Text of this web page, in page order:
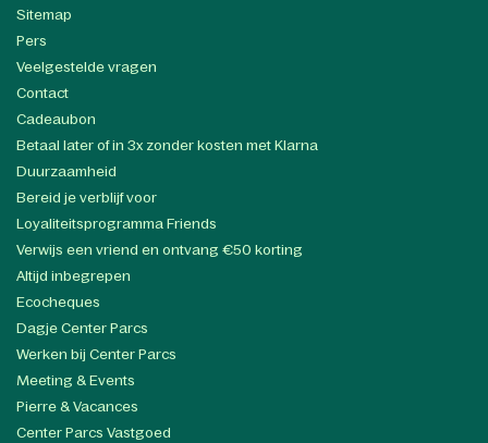
Sitemap
Pers
Veelgestelde vragen
Contact
Cadeaubon
Betaal later of in 3x zonder kosten met Klarna
Duurzaamheid
Bereid je verblijf voor
Loyaliteitsprogramma Friends
Verwijs een vriend en ontvang €50 korting
Altijd inbegrepen
Ecocheques
Dagje Center Parcs
Werken bij Center Parcs
Meeting & Events
Pierre & Vacances
Center Parcs Vastgoed